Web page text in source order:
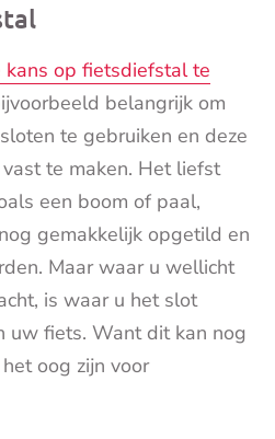
op fietsdiefstal te
belangrijk om
te gebruiken en deze
te maken. Het liefst
een boom of paal,
gemakkelijk opgetild en
Maar waar u wellicht
is waar u het slot
uw fiets. Want dit kan nog
oog zijn voor